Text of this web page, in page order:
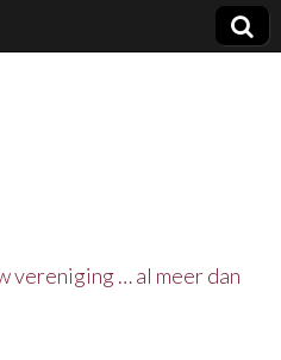
vereniging … al meer dan